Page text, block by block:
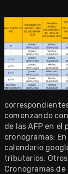
comenzando
de las AFP en el
cronogramas:
calendario
tributarios.
Cronogramas